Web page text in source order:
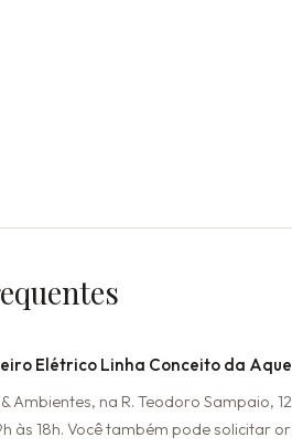
Elétrico Linha Conceito da
Ambientes, na R. Teodoro
às 18h. Você também pode solicitar